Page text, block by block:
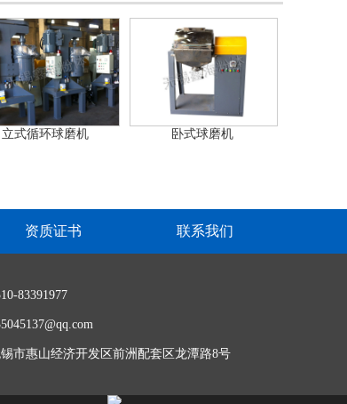
立式循环球磨机 卧式球磨机
资质证书 联系我们
83391977
市惠山经济开发区前洲配套区龙潭路8号